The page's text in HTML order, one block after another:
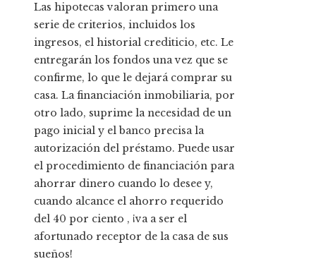
Las hipotecas valoran primero una
serie de criterios, incluidos los
ingresos, el historial crediticio, etc. Le
entregarán los fondos una vez que se
confirme, lo que le dejará comprar su
casa. La financiación inmobiliaria, por
otro lado, suprime la necesidad de un
pago inicial y el banco precisa la
autorización del préstamo. Puede usar
el procedimiento de financiación para
ahorrar dinero cuando lo desee y,
cuando alcance el ahorro requerido
del 40 por ciento , ¡va a ser el
afortunado receptor de la casa de sus
sueños!